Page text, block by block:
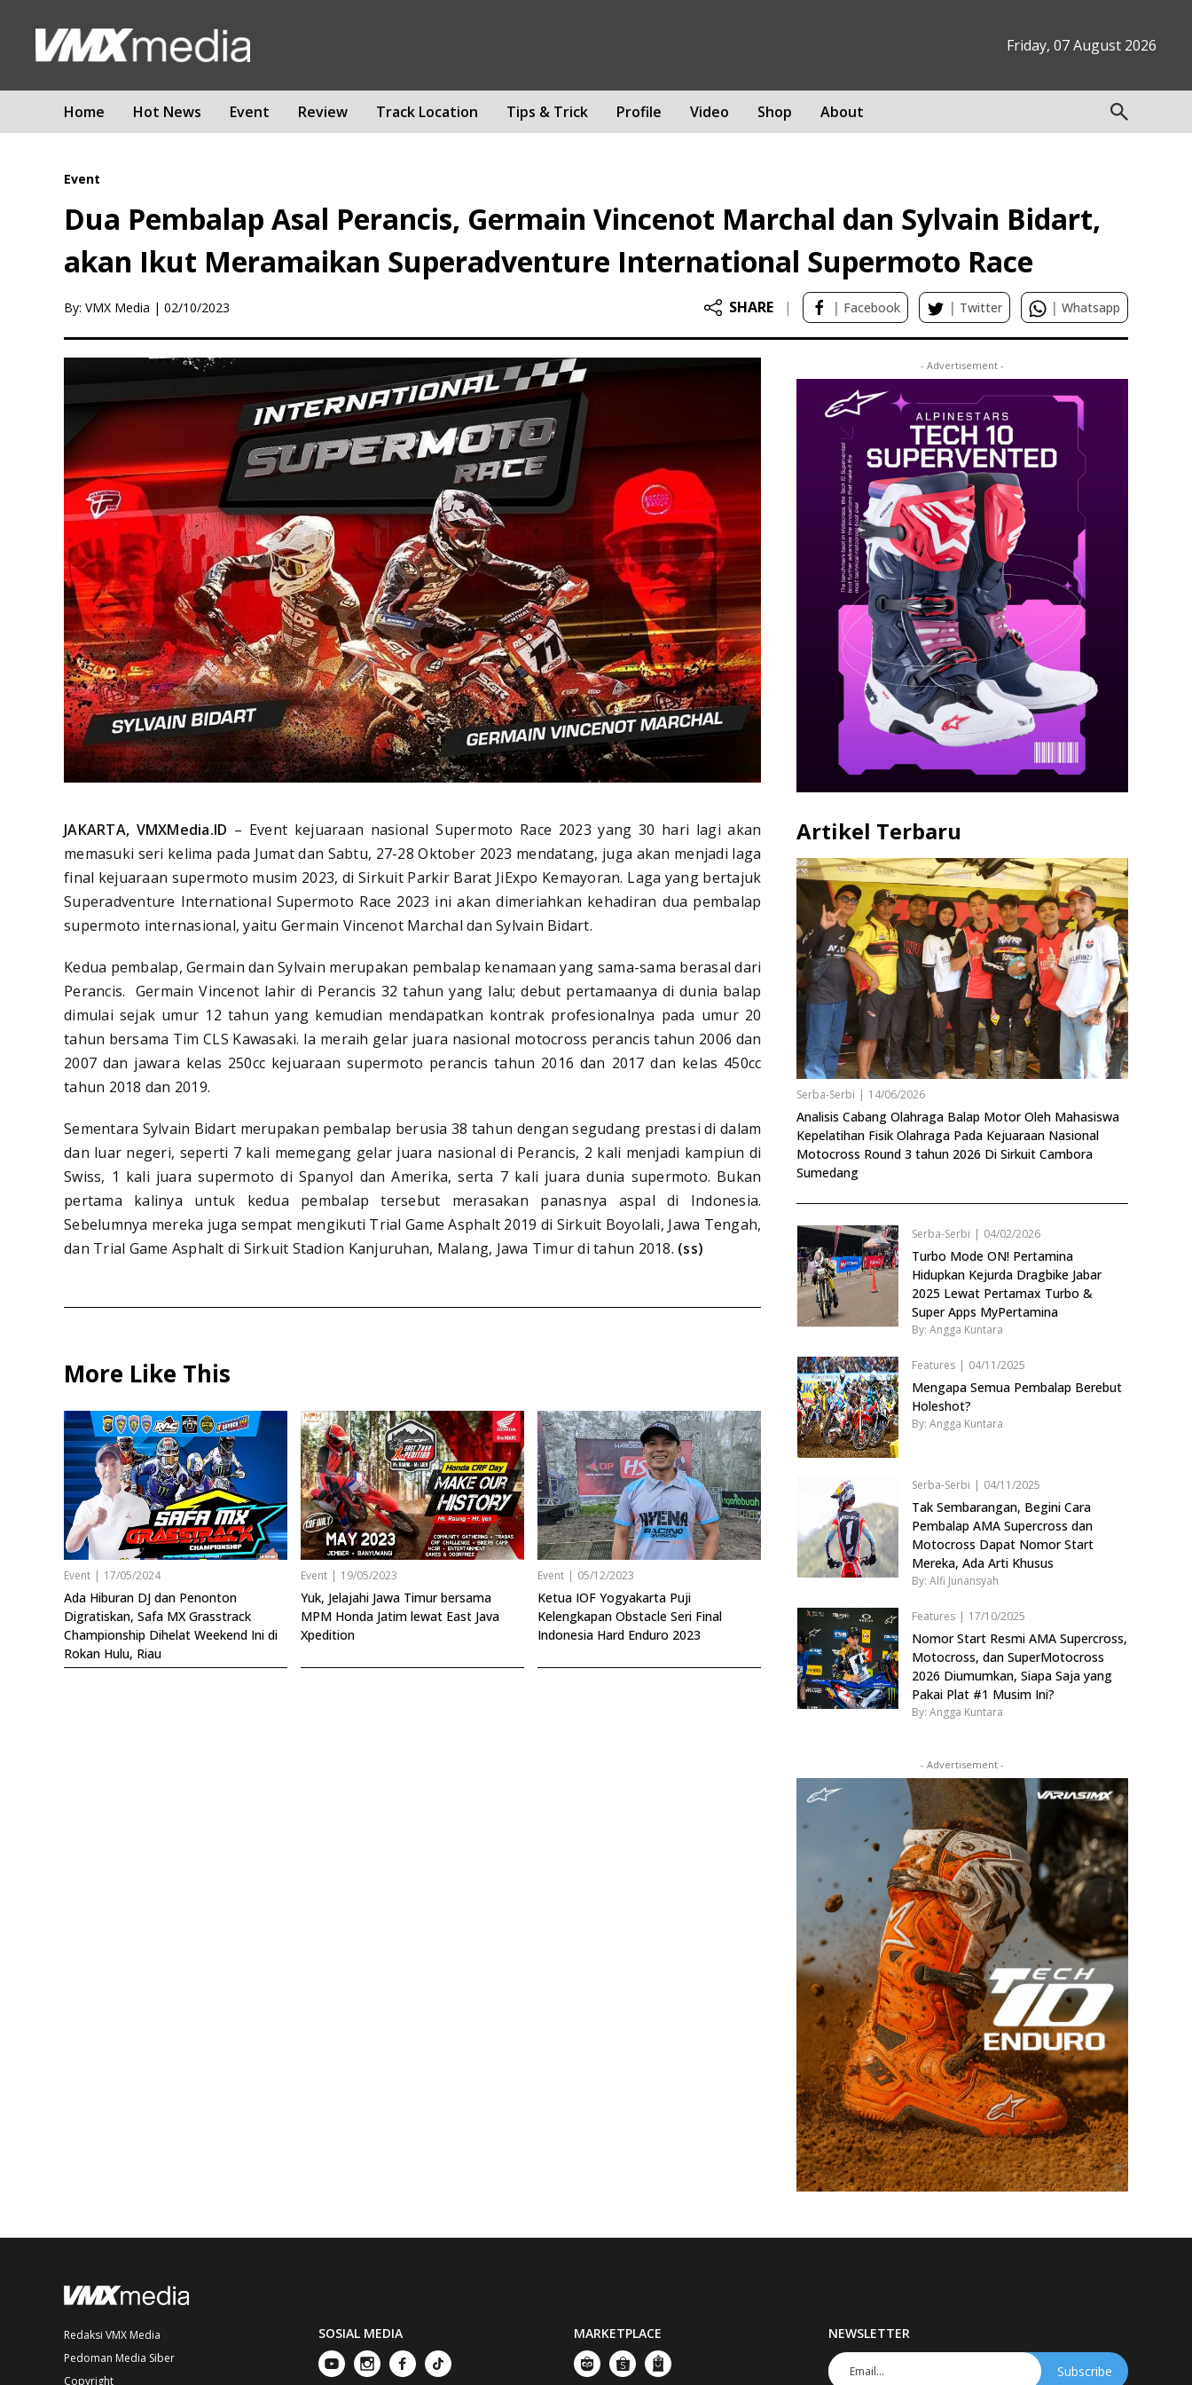
Friday, 07 August 2026
Home Hot News Event Review Track Location Tips & Trick Profile Video Shop About
Event
Dua Pembalap Asal Perancis, Germain Vincenot Marchal dan Sylvain Bidart,
akan Ikut Meramaikan Superadventure International Supermoto Race
By: VMX Media | 02/10/2023 SHARE | | Facebook | Twitter | Whatsapp
JAKARTA, VMXMedia.ID – Event kejuaraan nasional Supermoto Race 2023 yang 30 hari lagi akan
memasuki seri kelima pada Jumat dan Sabtu, 27-28 Oktober 2023 mendatang, juga akan menjadi laga
final kejuaraan supermoto musim 2023, di Sirkuit Parkir Barat JiExpo Kemayoran. Laga yang bertajuk
Superadventure International Supermoto Race 2023 ini akan dimeriahkan kehadiran dua pembalap
supermoto internasional, yaitu Germain Vincenot Marchal dan Sylvain Bidart.
Kedua pembalap, Germain dan Sylvain merupakan pembalap kenamaan yang sama-sama berasal dari
Perancis. Germain Vincenot lahir di Perancis 32 tahun yang lalu; debut pertamaanya di dunia balap
dimulai sejak umur 12 tahun yang kemudian mendapatkan kontrak profesionalnya pada umur 20
tahun bersama Tim CLS Kawasaki. Ia meraih gelar juara nasional motocross perancis tahun 2006 dan
2007 dan jawara kelas 250cc kejuaraan supermoto perancis tahun 2016 dan 2017 dan kelas 450cc
tahun 2018 dan 2019.
Sementara Sylvain Bidart merupakan pembalap berusia 38 tahun dengan segudang prestasi di dalam
dan luar negeri, seperti 7 kali memegang gelar juara nasional di Perancis, 2 kali menjadi kampiun di
Swiss, 1 kali juara supermoto di Spanyol dan Amerika, serta 7 kali juara dunia supermoto. Bukan
pertama kalinya untuk kedua pembalap tersebut merasakan panasnya aspal di Indonesia.
Sebelumnya mereka juga sempat mengikuti Trial Game Asphalt 2019 di Sirkuit Boyolali, Jawa Tengah,
dan Trial Game Asphalt di Sirkuit Stadion Kanjuruhan, Malang, Jawa Timur di tahun 2018. (ss)
More Like This
Event | 17/05/2024
Ada Hiburan DJ dan Penonton
Digratiskan, Safa MX Grasstrack
Championship Dihelat Weekend Ini di
Rokan Hulu, Riau
Event | 19/05/2023
Yuk, Jelajahi Jawa Timur bersama
MPM Honda Jatim lewat East Java
Xpedition
Event | 05/12/2023
Ketua IOF Yogyakarta Puji
Kelengkapan Obstacle Seri Final
Indonesia Hard Enduro 2023
- Advertisement -
Artikel Terbaru
Serba-Serbi | 14/06/2026
Analisis Cabang Olahraga Balap Motor Oleh Mahasiswa
Kepelatihan Fisik Olahraga Pada Kejuaraan Nasional
Motocross Round 3 tahun 2026 Di Sirkuit Cambora
Sumedang
Serba-Serbi | 04/02/2026
Turbo Mode ON! Pertamina
Hidupkan Kejurda Dragbike Jabar
2025 Lewat Pertamax Turbo &
Super Apps MyPertamina
By: Angga Kuntara
Features | 04/11/2025
Mengapa Semua Pembalap Berebut
Holeshot?
By: Angga Kuntara
Serba-Serbi | 04/11/2025
Tak Sembarangan, Begini Cara
Pembalap AMA Supercross dan
Motocross Dapat Nomor Start
Mereka, Ada Arti Khusus
By: Alfi Junansyah
Features | 17/10/2025
Nomor Start Resmi AMA Supercross,
Motocross, dan SuperMotocross
2026 Diumumkan, Siapa Saja yang
Pakai Plat #1 Musim Ini?
By: Angga Kuntara
- Advertisement -
Redaksi VMX Media
Pedoman Media Siber
Copyright
SOSIAL MEDIA MARKETPLACE NEWSLETTER